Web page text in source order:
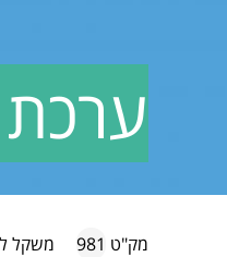
מק"ט 981 משקל